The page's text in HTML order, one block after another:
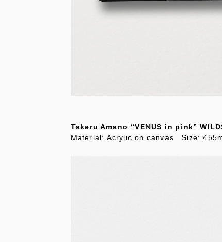
Takeru Amano “VENUS in pink”
Material: Acrylic on canvas Size: